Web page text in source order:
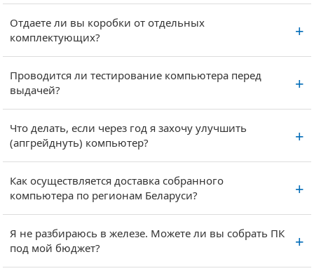
Отдаете ли вы коробки от отдельных
комплектующих?
Проводится ли тестирование компьютера перед
выдачей?
Что делать, если через год я захочу улучшить
(апгрейднуть) компьютер?
Как осуществляется доставка собранного
компьютера по регионам Беларуси?
Я не разбираюсь в железе. Можете ли вы собрать ПК
под мой бюджет?